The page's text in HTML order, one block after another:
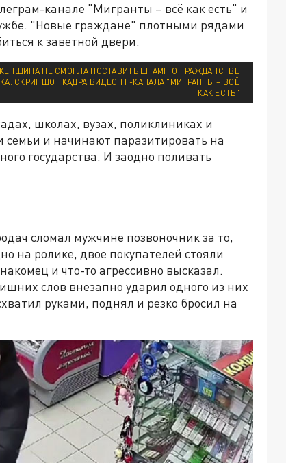
канале "Мигранты – всё как есть" и
"Новые граждане" плотными рядами
к заветной двери.
НЕ СМОГЛА ПОСТАВИТЬ ШТАМП О ГРАЖДАНСТВЕ
СКРИНШОТ КАДРА ВИДЕО ТГ-КАНАЛА "МИГРАНТЫ – ВСЁ
КАК ЕСТЬ"
школах, вузах, поликлиниках и
семьи и начинают паразитировать на
государства. И заодно поливать
сломал мужчине позвоночник за то,
на ролике, двое покупателей стояли
и что-то агрессивно высказал.
слов внезапно ударил одного из них
руками, поднял и резко бросил на